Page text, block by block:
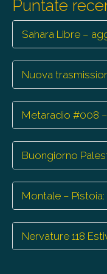
Puntate
Sahara Libre –
Nuova
Metaradio #008
Buongiorno
Montale –
Nervature 118